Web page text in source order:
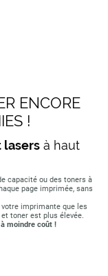
ENCORE
!
lasersà haut
capacité ou des toners à
page imprimée, sans
imprimante que les
toner est plus élevée.
moindre coût !